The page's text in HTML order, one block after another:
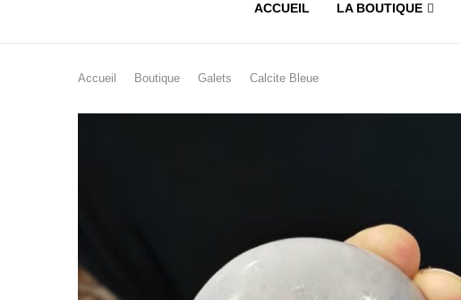
ACCUEIL LA BOUTIQUE
Accueil Boutique Galets Calcite Bleue